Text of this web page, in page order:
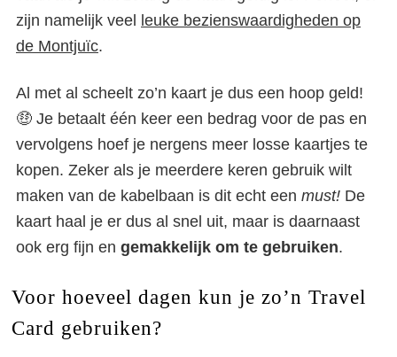
zijn namelijk veel
leuke bezienswaardigheden op
de Montjuïc.
Al met al scheelt zo’n kaart je dus een hoop geld!
🤑 Je betaalt één keer een bedrag voor de pas en
vervolgens hoef je nergens meer losse kaartjes te
kopen. Zeker als je meerdere keren gebruik wilt
maken van de kabelbaan is dit echt een must! De
kaart haal je er dus al snel uit, maar is daarnaast
ook erg fijn en gemakkelijk om te gebruiken.
Voor hoeveel dagen kun je zo’n Travel
Card gebruiken?